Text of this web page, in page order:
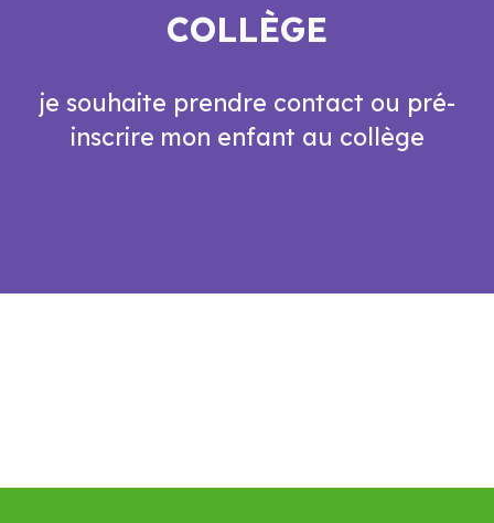
COLLÈGE
je souhaite prendre contact ou pré-
inscrire mon enfant au collège